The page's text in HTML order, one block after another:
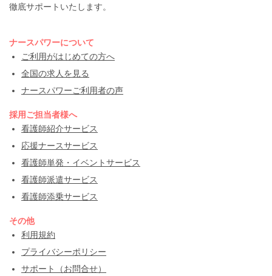
徹底サポートいたします。
ナースパワーについて
ご利用がはじめての方へ
全国の求人を見る
ナースパワーご利用者の声
採用ご担当者様へ
看護師紹介サービス
応援ナースサービス
看護師単発・イベントサービス
看護師派遣サービス
看護師添乗サービス
その他
利用規約
プライバシーポリシー
サポート（お問合せ）